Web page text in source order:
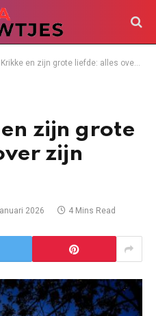
en zijn grote liefde: alles over zijn relatie
zijn grote
zijn
2026 4 Mins Read